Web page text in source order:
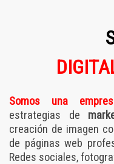
Somos una
estrategias de
creación de imagen
de páginas web
Redes sociales,